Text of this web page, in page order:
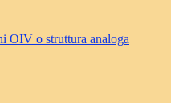
OIV o struttura analoga